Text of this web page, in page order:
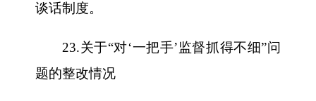
谈话制度。
23.关于“对‘一把手’监督抓得不细”问
题的整改情况